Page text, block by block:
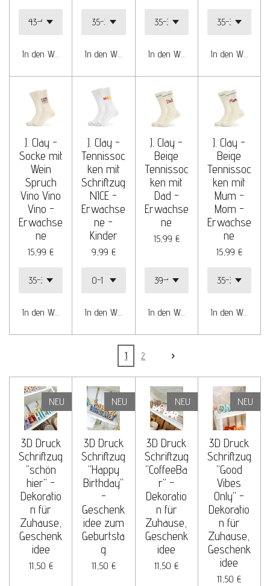
In den WarenkorbIn den WarenkorbIn den WarenkorbIn den
J. Clay -
Socke mit
Wein
Spruch
Vino Vino
Vino -
Erwachse
ne
15,99 €
In den Warenkorb
J. Clay -
Tennissoc
ken mit
Schriftzug
NICE -
Erwachse
ne -
Kinder
9,99 €
In den Warenkorb
J. Clay -
Beige
Tennissoc
ken mit
Dad -
Erwachse
ne
15,99 €
In den Warenkorb
J. Clay -
Beige
Tennissoc
ken mit
Mum -
Mom -
Erwachse
ne
15,99 €
In den
1 2
NEU
3D Druck
Schriftzug
"schön
hier" -
Dekoratio
n für
Zuhause,
Geschenk
idee
11,50 €
NEU
3D Druck
Schriftzug
"Happy
Birthday"
-
Geschenk
idee zum
Geburtsta
g
11,50 €
NEU
3D Druck
Schriftzug
"CoffeeBa
r" -
Dekoratio
n für
Zuhause,
Geschenk
idee
11,50 €
NEU
3D Druck
Schriftzug
"Good
Vibes
Only" -
Dekoratio
n für
Zuhause,
Geschenk
idee
11,50 €